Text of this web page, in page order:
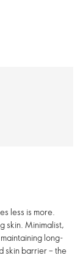
less is more.
skin. Minimalist,
long-
skin barrier – the